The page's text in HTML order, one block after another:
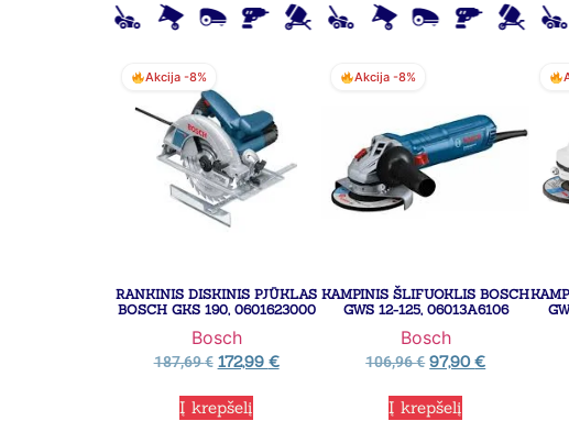
Akcija -8%
RANKINIS DISKINIS PJŪKLAS
BOSCH GKS 190, 0601623000
Bosch
187,69€ 172,99 €
Į krepšelį
Akcija -8%
KAMPINIS ŠLIFUOKLIS BOSCH
GWS 12-125, 06013A6106
Bosch
106,96€ 97,90€
Į krepšelį